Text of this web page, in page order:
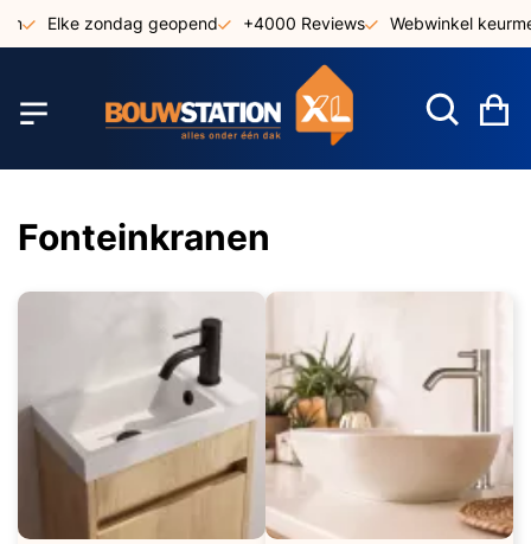
Elke zondag geopend +4000 Reviews Webwinkel keurmerk
Fonteinkranen